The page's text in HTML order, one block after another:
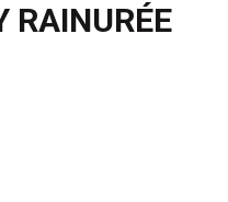
RAINURÉE